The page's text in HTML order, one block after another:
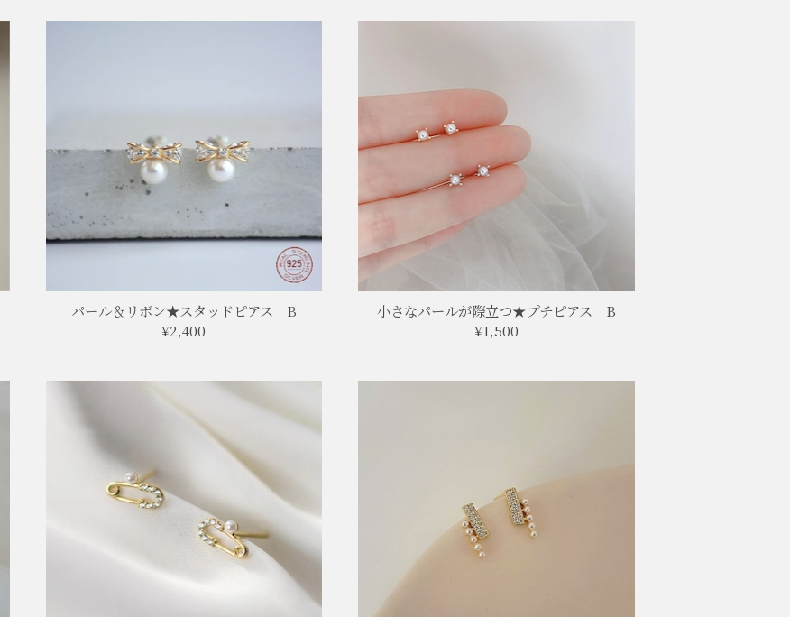
パール＆リボン★スタッドピアス B
¥2,400
小さなパールが際立つ★プチピアス B
¥1,500